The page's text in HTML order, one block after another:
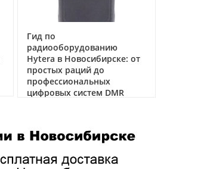
Гид по
радиооборудованию
Hytera в Новосибирске: от
простых раций до
профессиональных
цифровых систем DMR